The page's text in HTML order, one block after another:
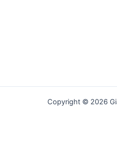
Copyright © 2026